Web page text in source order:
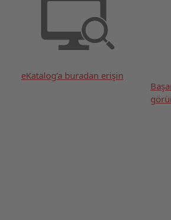
eKatalog’a buradan erişin